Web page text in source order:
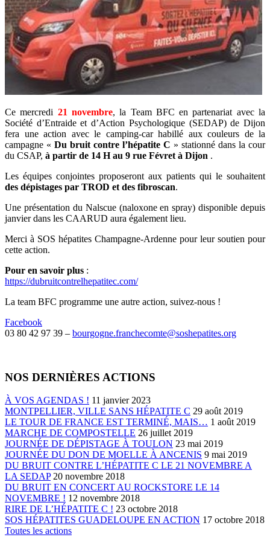
Ce mercredi 21 novembre, la Team BFC en partenariat avec la
Société d’Entraide et d’Action Psychologique (SEDAP) de Dijon
fera une action avec le camping-car habillé aux couleurs de la
campagne « Du bruit contre l’hépatite C » stationné dans la cour
du CSAP, à partir de 14 H au 9 rue Févret à Dijon .
Les équipes conjointes proposeront aux patients qui le souhaitent
des dépistages par TROD et des fibroscan.
Une présentation du Nalscue (naloxone en spray) disponible depuis
janvier dans les CAARUD aura également lieu.
Merci à SOS hépatites Champagne-Ardenne pour leur soutien pour
cette action.
Pour en savoir plus :
https://dubruitcontrelhepatitec.com/
La team BFC programme une autre action, suivez-nous !
Facebook
03 80 42 97 39 – bourgogne.franchecomte@soshepatites.org
NOS DERNIÈRES ACTIONS
À VOS AGENDAS ! 11 janvier 2023
MONTPELLIER, VILLE SANS HÉPATITE C 29 août 2019
LE TOUR DE FRANCE EST TERMINÉ, MAIS… 1 août 2019
MARCHE DE COMPOSTELLE 26 juillet 2019
JOURNÉE DE DÉPISTAGE À TOULON 23 mai 2019
JOURNÉE DU DON DE MOELLE À ANCENIS 9 mai 2019
DU BRUIT CONTRE L’HÉPATITE C LE 21 NOVEMBRE A
LA SEDAP 20 novembre 2018
DU BRUIT EN CONCERT AU ROCKSTORE LE 14
NOVEMBRE ! 12 novembre 2018
RIRE DE L’HÉPATITE C ! 23 octobre 2018
SOS HÉPATITES GUADELOUPE EN ACTION 17 octobre 2018
Toutes les actions